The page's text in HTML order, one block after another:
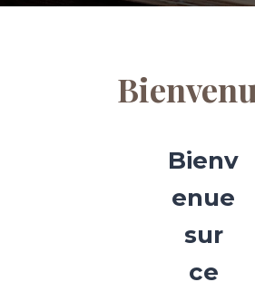
Bienv
enue
sur
ce